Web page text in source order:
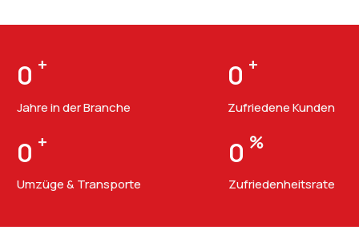
0 +
Jahre in der Branche
0 +
Zufriedene Kunden
0 +
Umzüge & Transporte
0 %
Zufriedenheitsrate